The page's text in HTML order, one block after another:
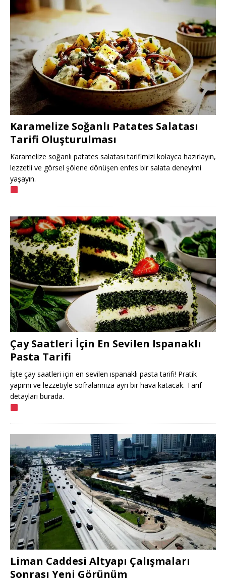
Karamelize Soğanlı Patates Salatası
Tarifi Oluşturulması
Karamelize soğanlı patates salatası tarifimizi kolayca hazırlayın,
lezzetli ve görsel şölene dönüşen enfes bir salata deneyimi
yaşayın.
Çay Saatleri İçin En Sevilen Ispanaklı
Pasta Tarifi
İşte çay saatleri için en sevilen ıspanaklı pasta tarifi! Pratik
yapımı ve lezzetiyle sofralarınıza ayrı bir hava katacak. Tarif
detayları burada.
Liman Caddesi Altyapı Çalışmaları
Sonrası Yeni Görünüm